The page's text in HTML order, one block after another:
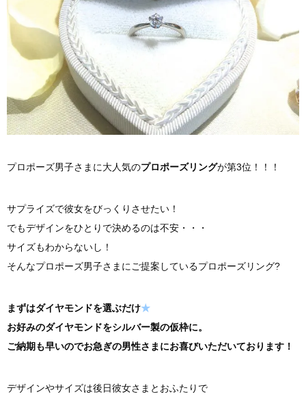
プロポーズ男子さまに大人気のプロポーズリングが第3位！！！
サプライズで彼女をびっくりさせたい！
でもデザインをひとりで決めるのは不安・・・
サイズもわからないし！
そんなプロポーズ男子さまにご提案しているプロポーズリング?
まずはダイヤモンドを選ぶだけ★
お好みのダイヤモンドをシルバー製の仮枠に。
ご納期も早いのでお急ぎの男性さまにお喜びいただいております！
デザインやサイズは後日彼女さまとおふたりで